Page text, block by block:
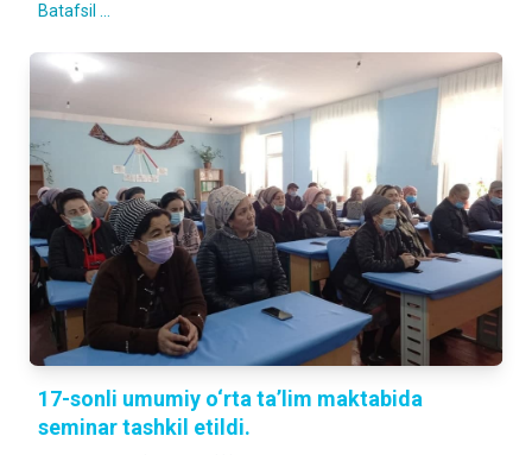
Batafsil ...
17-sonli umumiy o‘rta ta’lim maktabida
seminar tashkil etildi.